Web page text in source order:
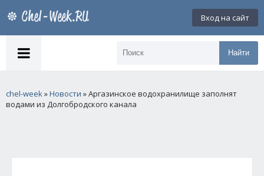
Вход на сайт
Найти
chel-week»Новости » Аргазинское водохранилище заполнят
водами из Долгобродского канала